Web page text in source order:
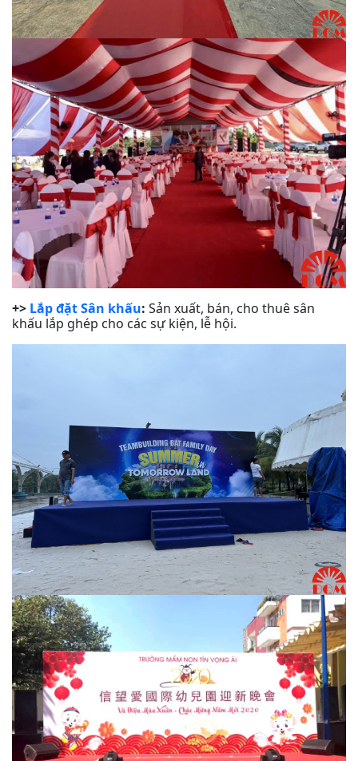
+> Lắp đặt Sân khấu: Sản xuất, bán, cho thuê sân
khấu lắp ghép cho các sự kiện, lễ hội.